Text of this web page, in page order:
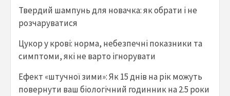
Твердий шампунь для новачка: як обрати і не
розчаруватися
Цукор у крові: норма, небезпечні показники та
симптоми, які не варто ігнорувати
Ефект «штучної зими»: Як 15 днів на рік можуть
повернути ваш біологічний годинник на 2.5 роки